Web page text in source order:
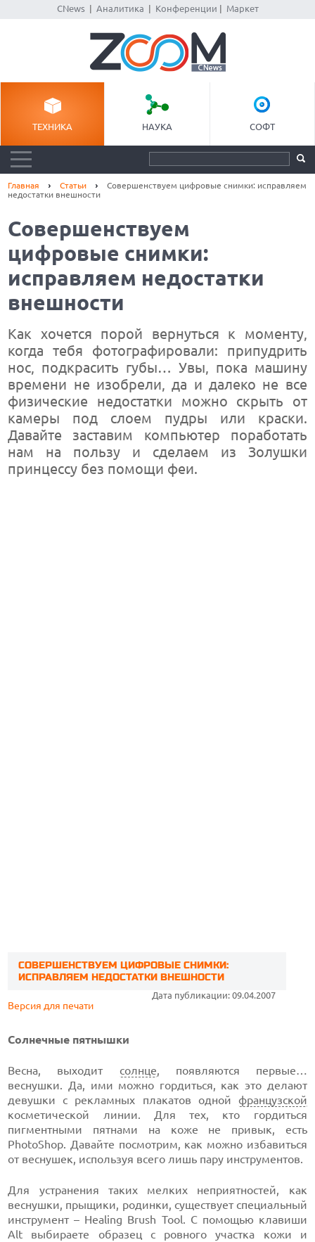
CNews| Аналитика Конференции Маркет
ТЕХНИКА НАУКА СОФТ
Главная Статьи
Совершенствуем цифровые снимки: исправляем
недостатки внешности
Совершенствуем
цифровые снимки:
исправляем недостатки
внешности
Как хочется порой вернуться к моменту,
когда тебя фотографировали: припудрить
нос, подкрасить губы… Увы, пока машину
времени не изобрели, да и далеко не все
физические недостатки можно скрыть от
камеры под слоем пудры или краски.
Давайте заставим компьютер поработать
нам на пользу и сделаем из Золушки
принцессу без помощи феи.
СОВЕРШЕНСТВУЕМ ЦИФРОВЫЕ СНИМКИ:
ИСПРАВЛЯЕМ НЕДОСТАТКИ ВНЕШНОСТИ
Дата публикации: 09.04.2007
Версия для печати
Солнечные пятнышки
Весна, выходит солнце, появляются первые…
веснушки. Да, ими можно гордиться, как это делают
девушки с рекламных плакатов одной французской
косметической линии. Для тех, кто гордиться
пигментными пятнами на коже не привык, есть
PhotoShop. Давайте посмотрим, как можно избавиться
от веснушек, используя всего лишь пару инструментов.
Для устранения таких мелких неприятностей, как
веснушки, прыщики, родинки, существует специальный
инструмент – Healing Brush Tool. С помощью клавиши
Alt выбираете образец с ровного участка кожи и